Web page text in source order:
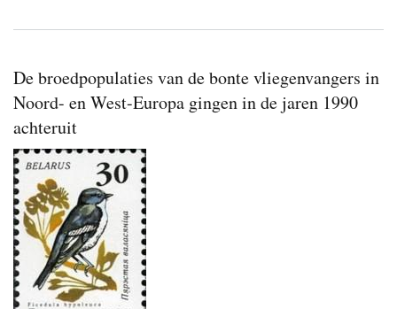
De broedpopulaties van de bonte vliegenvangers in
Noord- en West-Europa gingen in de jaren 1990
achteruit